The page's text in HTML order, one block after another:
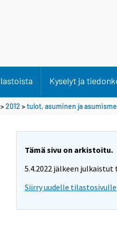
Kyselyt ja
>2012 >tulot, asuminen ja
Tämä sivu on arkistoitu.
5.4.2022 jälkeen
Siirry uudelle tilastosivulle